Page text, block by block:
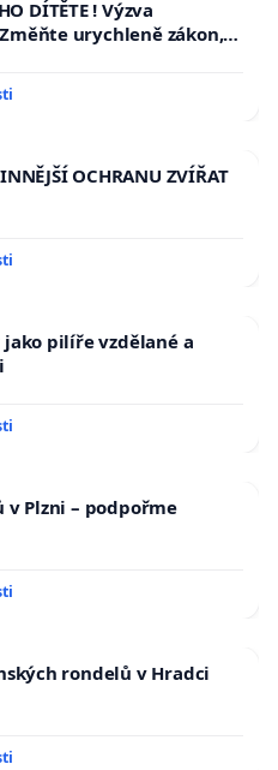
DÍTĚTE ! Výzva
urychleně zákon,
už nemohla opakovat!
OCHRANU ZVÍŘAT
pilíře vzdělané a
Plzni – podpořme
rondelů v Hradci